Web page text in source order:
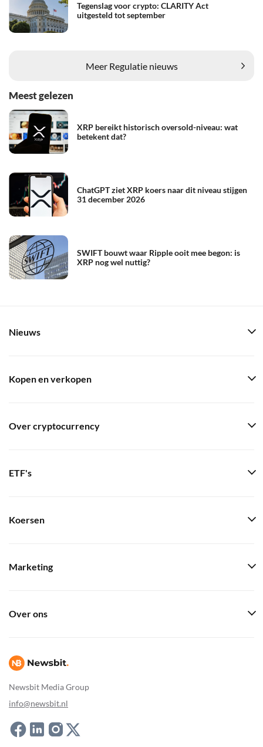
Tegenslag voor crypto: CLARITY Act
uitgesteld tot september
Meer Regulatie nieuws
Meest gelezen
XRP bereikt historisch oversold-niveau: wat
betekent dat?
ChatGPT ziet XRP koers naar dit niveau stijgen
31 december 2026
SWIFT bouwt waar Ripple ooit mee begon: is
XRP nog wel nuttig?
Newsbit Media Group
info@newsbit.nl
Nieuws
Kopen en verkopen
Over cryptocurrency
ETF's
Koersen
Marketing
Over ons